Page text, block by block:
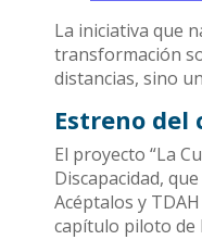
La iniciativa que
transformación
distancias, sino
Estreno
El proyecto “La
Discapacidad,
Acéptalos y
capítulo piloto de